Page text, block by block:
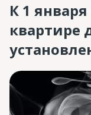
К 1
квартире